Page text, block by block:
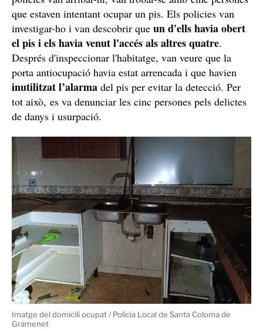
que estaven intentant ocupar un pis. Els policies van
investigar-ho i van descobrir que un d'ells havia obert
el pis i els havia venut l'accés als altres quatre.
Després d'inspeccionar l'habitatge, van veure que la
porta antiocupació havia estat arrencada i que havien
inutilitzat l’alarma del pis per evitar la detecció. Per
tot això, es va denunciar les cinc persones pels delictes
de danys i usurpació.